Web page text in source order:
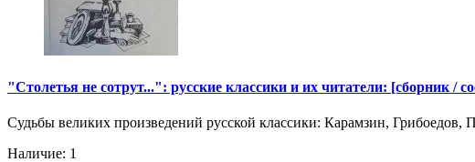
"Столетья не сотрут...": русские классики и их читатели: [сборник
Судьбы великих произведений русской классики: Карамзин,
Наличие: 1